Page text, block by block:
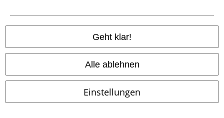
Geht klar!
Alle ablehnen
Einstellungen
Retro
Langes Kleid
Banned Retro
Mittellanges Kleid